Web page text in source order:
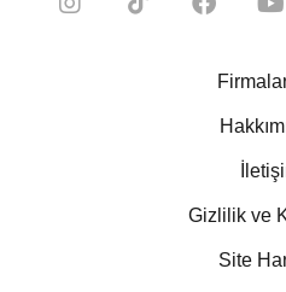
Gizlilik ve
Site